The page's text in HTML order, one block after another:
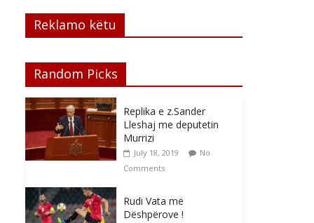
Reklamo këtu
Random Picks
Replika e z.Sander
Lleshaj me deputetin
Murrizi
July 18, 2019
No
Comments
Rudi Vata më
Dëshpërove !